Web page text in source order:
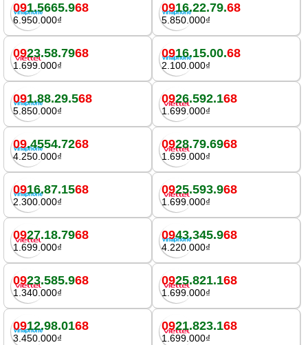
091.5665.968
6.950.000₫
0916.22.79.68
5.850.000₫
0923.58.7968
1.699.000₫
0916.15.00.68
2.100.000₫
091.88.29.568
5.850.000₫
0926.592.168
1.699.000₫
09.4554.7268
4.250.000₫
0928.79.6968
1.699.000₫
0916.87.1568
2.300.000₫
0925.593.968
1.699.000₫
0927.18.7968
1.699.000₫
0943.345.968
4.220.000₫
0923.585.968
1.340.000₫
0925.821.168
1.699.000₫
0912.98.0168
3.450.000₫
0921.823.168
1.699.000₫